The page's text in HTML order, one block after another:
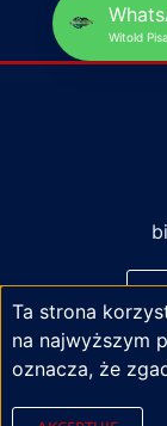
Witold
Ta strona
na najwyższym
oznacza, że